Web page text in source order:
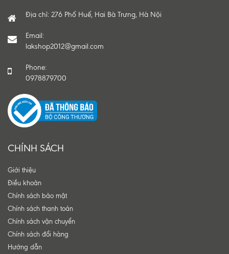
Địa chỉ: 276 Phố Huế, Hai Bà Trưng, Hà Nội
Email:
lakshop2012@gmail.com
Phone:
0978879700
CHÍNH SÁCH
Giới thiệu
Điều khoản
Chính sách bảo mật
Chính sách thanh toán
Chính sách vận chuyển
Chính sách đổi hàng
Hướng dẫn